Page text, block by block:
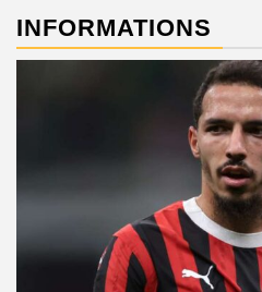
INFORMATIONS